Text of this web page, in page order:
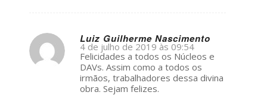
Luiz Guilherme Nascimento
s
ays:
4 de julho de 2019 às 09:54
Felicidades a todos os Núcleos e
DAVs. Assim como a todos os
irmãos, trabalhadores dessa divina
obra. Sejam felizes.